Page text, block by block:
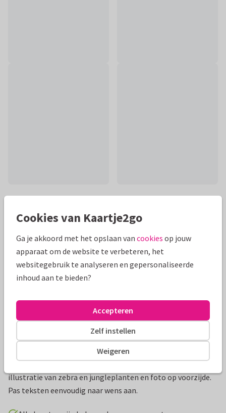
Mooie extra's bij je kaart
Productinformatie
Stijlvol en trendy uitnodiging eerste communie met
illustratie van zebra en jungleplanten en foto op voorzijde.
Pas teksten eenvoudig naar wens aan.
Cookies van Kaartje2go
Ga je akkoord met het opslaan van cookies op jouw
apparaat om de website te verbeteren, het
websitegebruik te analyseren en gepersonaliseerde
inhoud aan te bieden?
Weigeren
Zelf instellen
Accepteren